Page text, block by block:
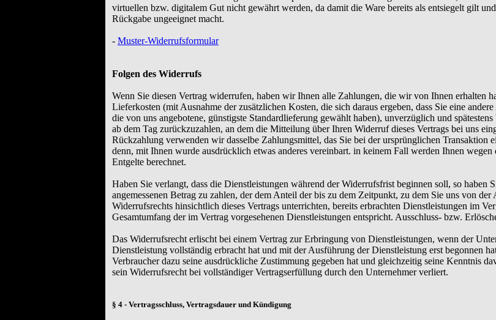
virtuellen bzw. digitalem Gut nicht gewährt werden, da damit die Ware bereits als entsiegelt gilt
Rückgabe ungeeignet macht.
- Muster-Widerrufsformular
Folgen des Widerrufs
Wenn Sie diesen Vertrag widerrufen, haben wir Ihnen alle Zahlungen, die wir von Ihnen erhalten
Lieferkosten (mit Ausnahme der zusätzlichen Kosten, die sich daraus ergeben, dass Sie eine
die von uns angebotene, günstigste Standardlieferung gewählt haben), unverzüglich und
ab dem Tag zurückzuzahlen, an dem die Mitteilung über Ihren Widerruf dieses Vertrags bei uns
Rückzahlung verwenden wir dasselbe Zahlungsmittel, das Sie bei der ursprünglichen Transaktion
denn, mit Ihnen wurde ausdrücklich etwas anderes vereinbart. in keinem Fall werden Ihnen wegen
Entgelte berechnet.
Haben Sie verlangt, dass die Dienstleistungen während der Widerrufsfrist beginnen soll, so haben
angemessenen Betrag zu zahlen, der dem Anteil der bis zu dem Zeitpunkt, zu dem Sie uns von der
Widerrufsrechts hinsichtlich dieses Vertrags unterrichten, bereits erbrachten Dienstleistungen im
Gesamtumfang der im Vertrag vorgesehenen Dienstleistungen entspricht. Ausschluss- bzw.
Das Widerrufsrecht erlischt bei einem Vertrag zur Erbringung von Dienstleistungen, wenn der
Dienstleistung vollständig erbracht hat und mit der Ausführung der Dienstleistung erst begonnen
Verbraucher dazu seine ausdrückliche Zustimmung gegeben hat und gleichzeitig seine Kenntnis
sein Widerrufsrecht bei vollständiger Vertragserfüllung durch den Unternehmer verliert.
§ 4 - Vertragsschluss, Vertragsdauer und Kündigung